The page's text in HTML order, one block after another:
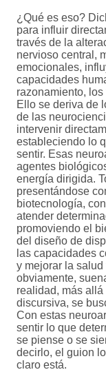
¿Qué es eso?
para influir
través de la
nervioso central,
emocionales,
capacidades
razonamiento,
Ello se deriva de
de las
intervenir
estableciendo lo
sentir. Esas
agentes
energía dirigida.
presentándose
biotecnología,
atender
promoviendo el
del diseño de
las capacidades
y mejorar la
obviamente,
realidad, más
discursiva, se
Con estas
sentir lo que
se piense o se
decirlo, el guion
claro está.